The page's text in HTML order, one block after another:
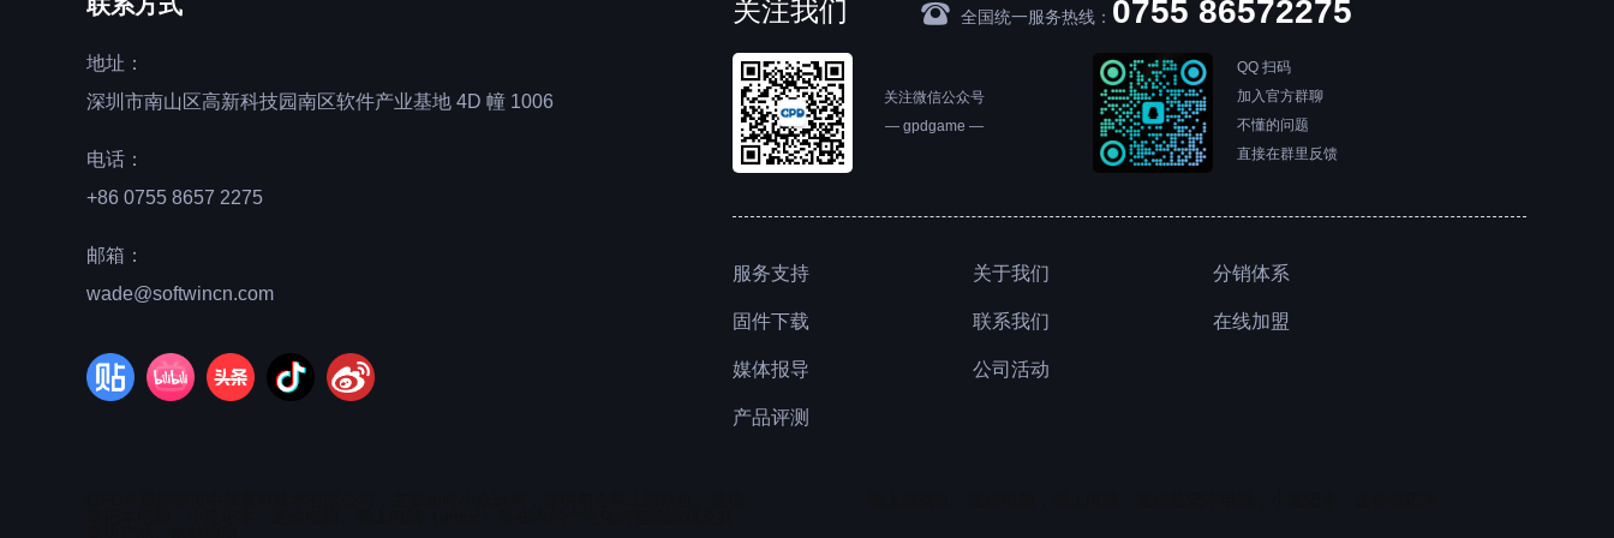
服务支持
固件下载
媒体报导
产品评测
关于我们
联系我们
公司活动
分销体系
在线加盟
关注我们 뀰 全国统一服务热线： 0755 86572275
关注微信公众号
— gpdgame —
QQ 扫码
加入官方群聊
不懂的问题
直接在群里反馈
地址：
深圳市南山区高新科技园南区软件产业基地 4D 幢 1006
电话：
+86 0755 8657 2275
邮箱：
wade@softwincn.com